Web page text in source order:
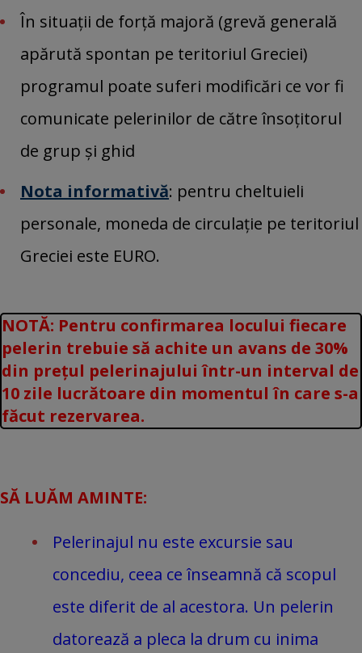
În situații de forță majoră (grevă generală
apărută spontan pe teritoriul Greciei)
programul poate suferi modificări ce vor fi
comunicate pelerinilor de către însoțitorul
de grup și ghid
Nota informativă: pentru cheltuieli
personale, moneda de circulație pe teritoriul
Greciei este EURO.
NOTĂ: Pentru confirmarea locului fiecare
pelerin trebuie să achite un avans de 30%
din prețul pelerinajului într-un interval de
10 zile lucrătoare din momentul în care s-a
făcut rezervarea.
SĂ LUĂM AMINTE:
Pelerinajul nu este excursie sau
concediu, ceea ce înseamnă că scopul
este diferit de al acestora. Un pelerin
datorează a pleca la drum cu inima